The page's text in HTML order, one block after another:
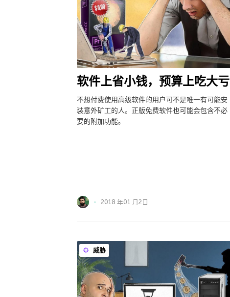
软件上省小钱，预算上吃大亏
不想付费使用高级软件的用户可不是唯一有可能安
装意外矿工的人。正版免费软件也可能会包含不必
要的附加功能。
2018 年01 月2日
威胁